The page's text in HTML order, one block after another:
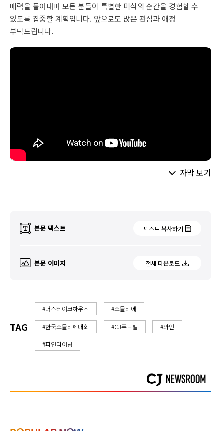
매력을 풀어내며 모든 분들이 특별한 미식의 순간을 경험할 수
있도록 집중할 계획입니다. 앞으로도 많은 관심과 애정
부탁드립니다.
자막 보기
본문 텍스트 텍스트 복사하기
본문 이미지 전체 다운로드
TAG
#더스테이크하우스 #소믈리에
#한국소믈리에대회 #CJ푸드빌 #와인
#파인다이닝